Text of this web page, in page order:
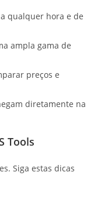
qualquer hora e de
ampla gama de
preços e
diretamente na
Tools
Siga estas dicas